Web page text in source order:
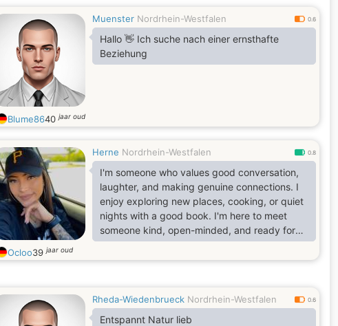
Muenster Nordrhein-Westfalen 0.6
Hallo 👋 Ich suche nach einer ernsthafte
Beziehung
Blume8640jaar oud
0.5 Herne Nordrhein-Westfalen 0.8
I'm someone who values good conversation,
laughter, and making genuine connections. I
enjoy exploring new places, cooking, or quiet
nights with a good book. I'm here to meet
someone kind, open-minded, and ready for
something real. Let’s see where this can go.
Ocloo39jaar oud
Rheda-Wiedenbrueck Nordrhein-Westfalen 0.6
Entspannt Natur lieb